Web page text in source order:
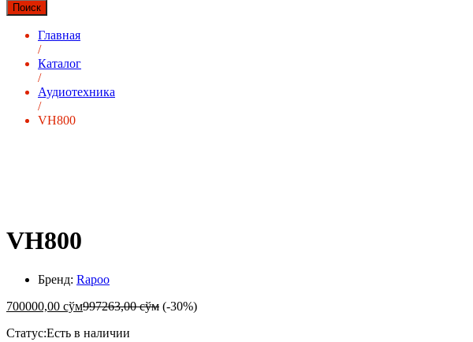
Поиск
Главная
/
Каталог
/
Аудиотехника
/
VH800
VH800
Бренд: Rapoo
700000,00 сўм997263,00сўм (-30%)
Статус:Есть в наличии